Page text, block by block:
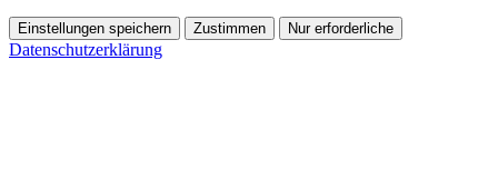
Einstellungen speichern Zustimmen Nur erforderliche
Datenschutzerklärung